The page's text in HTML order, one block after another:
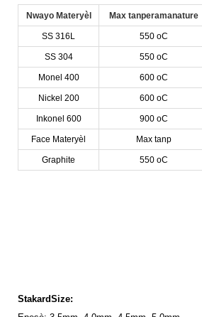
Nwayo Materyèl Max tanperamanature
SS 316L 550 oC
SS 304 550 oC
Monel 400 600 oC
Nickel 200 600 oC
Inkonel 600 900 oC
Face Materyèl Max tanp
Graphite 550 oC
StakardSize: